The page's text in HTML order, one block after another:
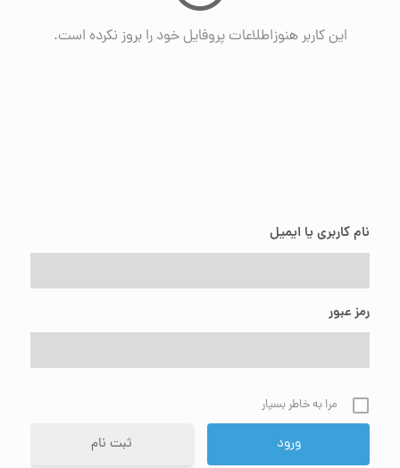
این کاربر هنوزاطلاعات پروفایل خود را بروز نکرده است.
نام کاربری یا ایمیل
رمز عبور
مرا به خاطر بسپار
ثبت نام